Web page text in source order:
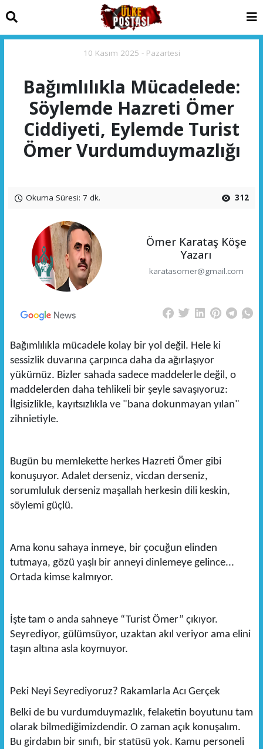
10 Kasım 2025 - Pazartesi
Bağımlılıkla Mücadelede:
Söylemde Hazreti Ömer
Ciddiyeti, Eylemde Turist
Ömer Vurdumduymazlığı
Okuma Süresi: 7 dk. 312
Ömer Karataş Köşe
Yazarı
karatasomer@gmail.com
Bağımlılıkla mücadele kolay bir yol değil. Hele ki
sessizlik duvarına çarpınca daha da ağırlaşıyor
yükümüz. Bizler sahada sadece maddelerle değil, o
maddelerden daha tehlikeli bir şeyle savaşıyoruz:
İlgisizlikle, kayıtsızlıkla ve "bana dokunmayan yılan"
zihnietiyle.
Bugün bu memlekette herkes Hazreti Ömer gibi
konuşuyor. Adalet derseniz, vicdan derseniz,
sorumluluk derseniz maşallah herkesin dili keskin,
söylemi güçlü.
Ama konu sahaya inmeye, bir çocuğun elinden
tutmaya, gözü yaşlı bir anneyi dinlemeye gelince...
Ortada kimse kalmıyor.
İşte tam o anda sahneye “Turist Ömer” çıkıyor.
Seyrediyor, gülümsüyor, uzaktan akıl veriyor ama elini
taşın altına asla koymuyor.
Peki Neyi Seyrediyoruz? Rakamlarla Acı Gerçek
Belki de bu vurdumduymazlık, felaketin boyutunu tam
olarak bilmediğimizdendir. O zaman açık konuşalım.
Bu girdabın bir sınıfı, bir statüsü yok. Kamu personeli